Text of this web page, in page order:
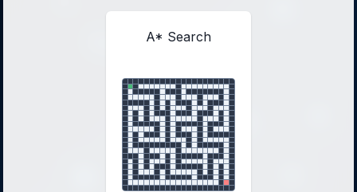
A* Search